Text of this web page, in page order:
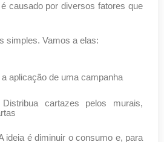
causado por diversos fatores que
simples. Vamos a elas:
aplicação de uma campanha
cartazes pelos murais,
ideia é diminuir o consumo e, para